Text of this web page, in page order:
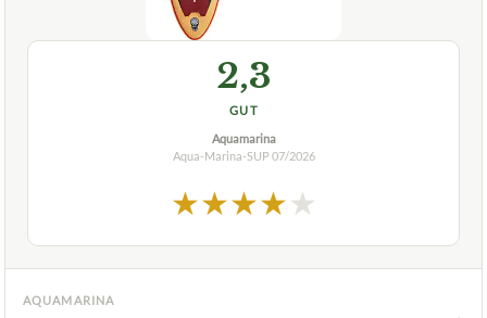
2,3
GUT
Aquamarina
Aqua-Marina-SUP 07/2026
★★★★★
AQUAMARINA